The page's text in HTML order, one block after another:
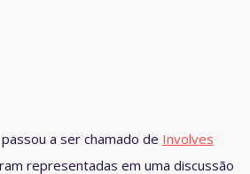
a ser chamado de Involves
representadas em uma discussão